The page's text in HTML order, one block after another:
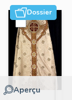
Dossier
Aperçu